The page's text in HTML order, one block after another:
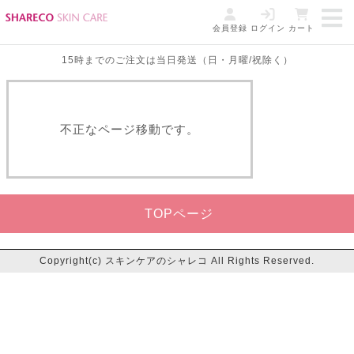
会員登録 ログイン カート
15時までのご注文は当日発送（日・月曜/祝除く）
不正なページ移動です。
TOPページ
Copyright(c) スキンケアのシャレコ All Rights Reserved.